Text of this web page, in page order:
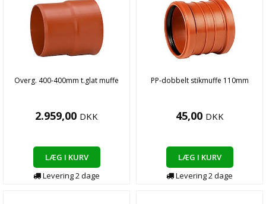
Overg. 400-400mm t.glat muffe
2.959,00 DKK
LÆG I KURV
Levering2dage
PP-dobbelt stikmuffe 110mm
45,00 DKK
LÆG I KURV
Levering2dage